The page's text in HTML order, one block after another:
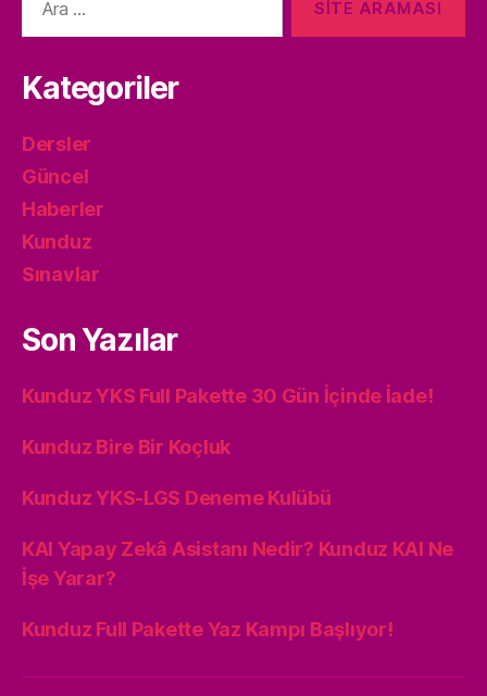
yap:
Kategoriler
Dersler
Güncel
Haberler
Kunduz
Sınavlar
Son Yazılar
Kunduz YKS Full Pakette 30 Gün İçinde İade!
Kunduz Bire Bir Koçluk
Kunduz YKS-LGS Deneme Kulübü
KAI Yapay Zekâ Asistanı Nedir? Kunduz KAI Ne
İşe Yarar?
Kunduz Full Pakette Yaz Kampı Başlıyor!